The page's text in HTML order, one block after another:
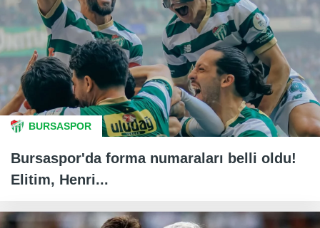
BURSASPOR
Bursaspor'da forma numaraları belli oldu!
Elitim, Henri...